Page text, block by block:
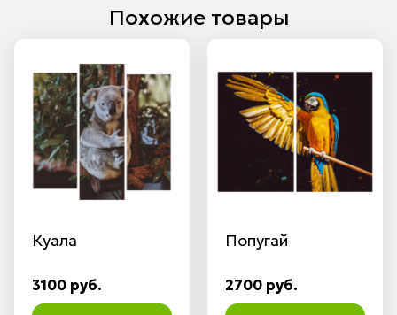
Похожие товары
Куала
3100 руб.
Попугай
2700 руб.